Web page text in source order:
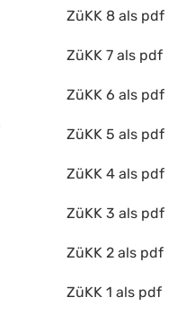
ZüKK 8 als pdf
ZüKK 7 als pdf
ZüKK 6 als pdf
ZüKK 5 als pdf
ZüKK 4 als pdf
ZüKK 3 als pdf
ZüKK 2 als pdf
ZüKK 1 als pdf